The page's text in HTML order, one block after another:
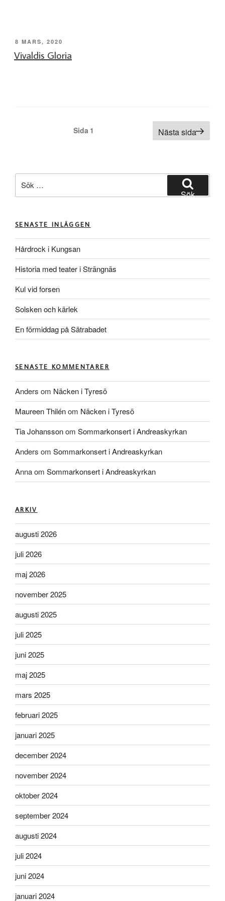
PUBLICERAT
8 MARS, 2020
Vivaldis Gloria
Sida 1 Nästa sida
efter:
Sök
SENASTE INLÄGGEN
Hårdrock i Kungsan
Historia med teater i Strängnäs
Kul vid forsen
Solsken och kärlek
En förmiddag på Sätrabadet
SENASTE KOMMENTARER
Anders om Näcken i Tyresö
Maureen Thilénom Näcken i Tyresö
Tia Johanssonom Sommarkonsert i Andreaskyrkan
Anders om Sommarkonsert i Andreaskyrkan
Annaom Sommarkonsert i Andreaskyrkan
ARKIV
augusti 2026
juli 2026
maj 2026
november 2025
augusti 2025
juli 2025
juni 2025
maj 2025
mars 2025
februari 2025
januari 2025
december 2024
november 2024
oktober 2024
september 2024
augusti 2024
juli 2024
juni 2024
januari 2024